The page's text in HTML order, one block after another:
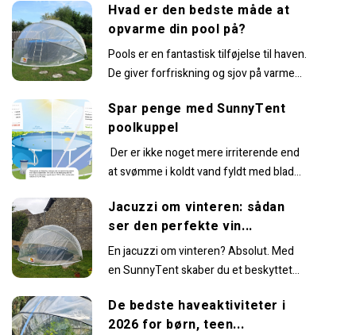
Hvad er den bedste måde at
opvarme din pool på?
Pools er en fantastisk tilføjelse til haven.
De giver forfriskning og sjov på varme
Spar penge med SunnyTent
poolkuppel
Der er ikke noget mere irriterende end
at svømme i koldt vand fyldt med blade
Jacuzzi om vinteren: sådan
ser den perfekte vin...
En jacuzzi om vinteren? Absolut. Med
en SunnyTent skaber du et beskyttet
varme...
De bedste haveaktiviteter i
2026 for børn, teen...